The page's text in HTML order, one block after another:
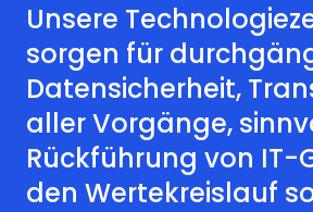
Unsere
sorgen für
Datensicherheit,
aller Vorgänge,
Rückführung von IT-
den Wertekreislauf